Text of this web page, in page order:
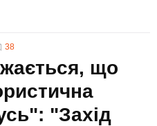
38
що
"Захід